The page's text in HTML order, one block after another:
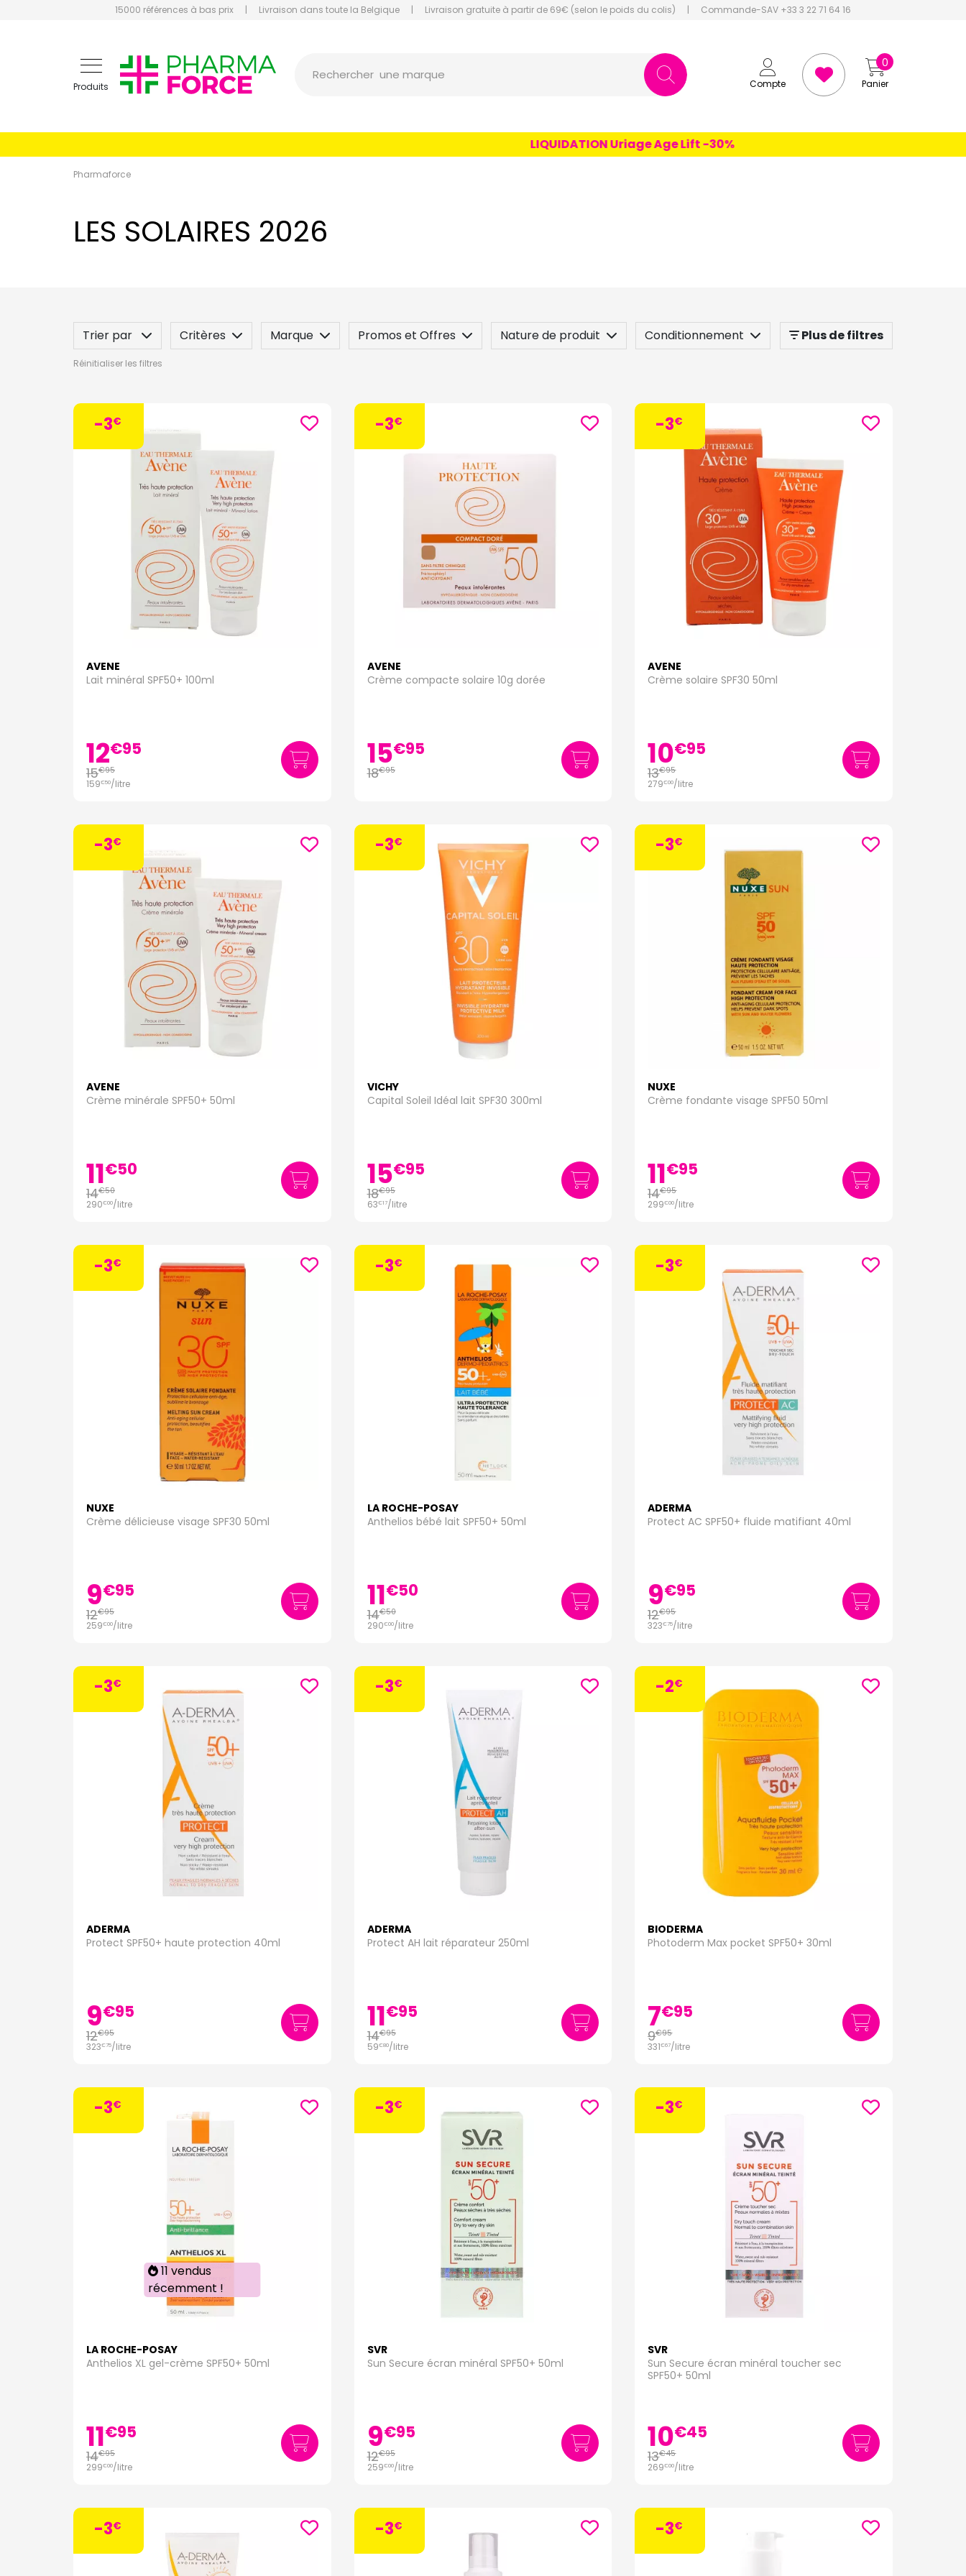
15000 références à bas prix | Livraison dans toute la Belgique | Livraison gratuite à partir de 69€ (selon le poids du colis) | Commande-SAV +33 3 22 71 64 16
Produits Compte Panier
0
Rechercher un conseil
une marque
LIQUIDATION Uriage Age Lift -30%
Pharmaforce
LES SOLAIRES 2026
Trier par Critères Marque Promos et Offres Nature de produit
Conditionnement
Spécificité
Plus de filtres
Réinitialiser les filtres
-3€
AVENE
Lait minéral SPF50+ 100ml
12€95
15€95
159€50/litre
-3€
AVENE
Crème compacte solaire 10g dorée
15€95
18€95
-3€
AVENE
Crème solaire SPF30 50ml
10€95
13€95
279€00/litre
-3€
AVENE
Crème minérale SPF50+ 50ml
11€50
14€50
290€00/litre
-3€
VICHY
Capital Soleil Idéal lait SPF30 300ml
15€95
18€95
63€17/litre
-3€
NUXE
Crème fondante visage SPF50 50ml
11€95
14€95
299€00/litre
-3€
NUXE
Crème délicieuse visage SPF30 50ml
9€95
12€95
259€00/litre
-3€
LA ROCHE-POSAY
Anthelios bébé lait SPF50+ 50ml
11€50
14€50
290€00/litre
-3€
ADERMA
Protect AC SPF50+ fluide matifiant 40ml
9€95
12€95
323€75/litre
-3€
ADERMA
Protect SPF50+ haute protection 40ml
9€95
12€95
323€75/litre
-3€
ADERMA
Protect AH lait réparateur 250ml
11€95
14€95
59€80/litre
-2€
BIODERMA
Photoderm Max pocket SPF50+ 30ml
7€95
9€95
331€67/litre
-3€
11 vendus
récemment !
LA ROCHE-POSAY
Anthelios XL gel-crème SPF50+ 50ml
11€95
14€95
299€00/litre
-3€
SVR
Sun Secure écran minéral SPF50+ 50ml
9€95
12€95
259€00/litre
-3€
SVR
Sun Secure écran minéral toucher sec
SPF50+ 50ml
10€45
13€45
269€00/litre
-3€ -3€ -3€